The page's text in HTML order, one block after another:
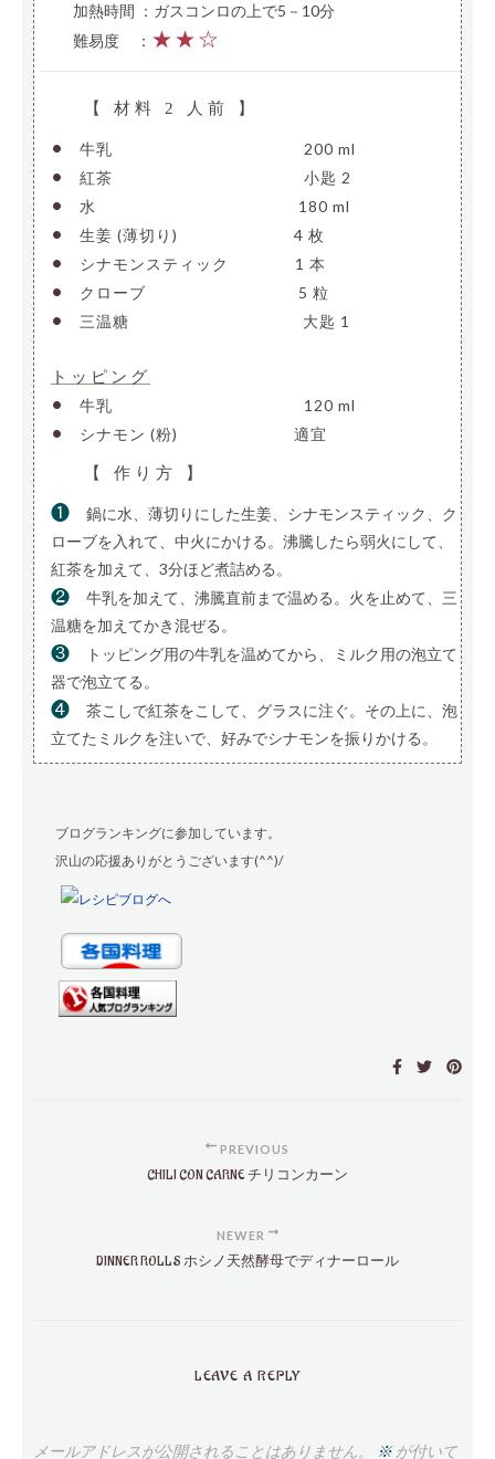
加熱時間 ：ガスコンロの上で5－10分
難易度
： ★★☆
【 材料 2 人前 】
• 牛乳 200 ml
• 紅茶 小匙 2
• 水 180 ml
• 生姜 (薄切り) 4 枚
• シナモンスティック 1 本
• クローブ 5 粒
• 三温糖 大匙 1
トッピング
• 牛乳 120 ml
• シナモン (粉) 適宜
【 作り方 】
❶
鍋に水、薄切りにした生姜、シナモンスティック、ク
ローブを入れて、中火にかける。沸騰したら弱火にして、
紅茶を加えて、3分ほど煮詰める。
❷
牛乳を加えて、沸騰直前まで温める。火を止めて、三
温糖を加えてかき混ぜる。
❸
トッピング用の牛乳を温めてから、ミルク用の泡立て
器で泡立てる。
❹
茶こしで紅茶をこして、グラスに注ぐ。その上に、泡
立てたミルクを注いで、好みでシナモンを振りかける。
ブログランキングに参加しています。
沢山の応援ありがとうございます(^^)/
PREVIOUS
CHILI CON CARNE チリコンカーン
NEWER
DINNER ROLLS ホシノ天然酵母でディナーロール
LEAVE A REPLY
メールアドレスが公開されることはありません。 ※が付いて